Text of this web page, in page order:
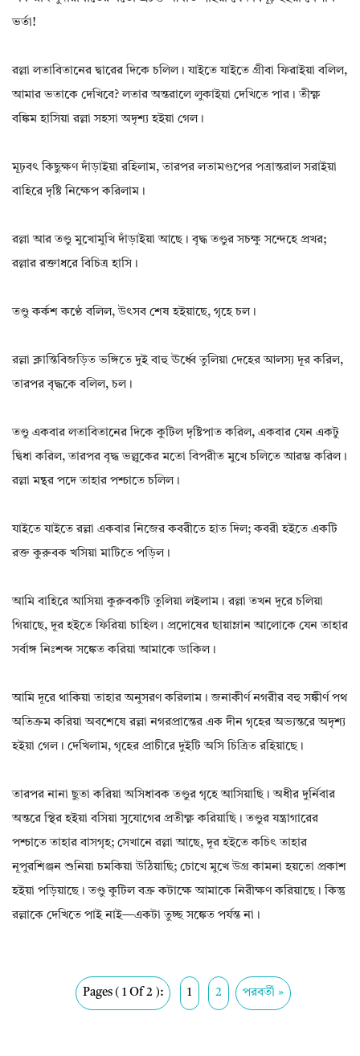
ভর্তা!
রল্লা লতাবিতানের দ্বারের দিকে চলিল। যাইতে যাইতে গ্রীবা ফিরাইয়া বলিল,
আমার ভতাকে দেখিবে? লতার অন্তরালে লুকাইয়া দেখিতে পার। তীক্ষ্ণ
বঙ্কিম হাসিয়া রল্লা সহসা অদৃশ্য হইয়া গেল।
মূঢ়বৎ কিছুক্ষণ দাঁড়াইয়া রহিলাম, তারপর লতামণ্ডপের পত্রান্তরাল সরাইয়া
বাহিরে দৃষ্টি নিক্ষেপ করিলাম।
রল্লা আর তণ্ডু মুখোমুখি দাঁড়াইয়া আছে। বৃদ্ধ তণ্ডুর সচক্ষু সন্দেহে প্রখর;
রল্লার রক্তাধরে বিচিত্র হাসি।
তণ্ডু কর্কশ কণ্ঠে বলিল, উৎসব শেষ হইয়াছে, গৃহে চল।
রল্লা ক্লান্তিবিজড়িত ভঙ্গিতে দুই বাহু ঊর্ধ্বে তুলিয়া দেহের আলস্য দূর করিল,
তারপর বৃদ্ধকে বলিল, চল।
তণ্ডু একবার লতাবিতানের দিকে কুটিল দৃষ্টিপাত করিল, একবার যেন একটু
দ্বিধা করিল, তারপর বৃদ্ধ ভল্লুকের মতো বিপরীত মুখে চলিতে আরম্ভ করিল।
রল্লা মন্থর পদে তাহার পশ্চাতে চলিল।
যাইতে যাইতে রল্লা একবার নিজের কবরীতে হাত দিল; কবরী হইতে একটি
রক্ত কুরুবক খসিয়া মাটিতে পড়িল।
আমি বাহিরে আসিয়া কুরুবকটি তুলিয়া লইলাম। রল্লা তখন দূরে চলিয়া
গিয়াছে, দূর হইতে ফিরিয়া চাহিল। প্রদোষের ছায়াম্লান আলোকে যেন তাহার
সর্বাঙ্গ নিঃশব্দ সঙ্কেত করিয়া আমাকে ডাকিল।
আমি দূরে থাকিয়া তাহার অনুসরণ করিলাম। জনাকীর্ণ নগরীর বহু সঙ্কীর্ণ পথ
অতিক্রম করিয়া অবশেষে রল্লা নগরপ্রান্তের এক দীন গৃহের অভ্যন্তরে অদৃশ্য
হইয়া গেল। দেখিলাম, গৃহের প্রাচীরে দুইটি অসি চিত্রিত রহিয়াছে।
তারপর নানা ছুতা করিয়া অসিধাবক তণ্ডুর গৃহে আসিয়াছি। অধীর দুর্নিবার
অন্তরে স্থির হইয়া বসিয়া সুযোগের প্রতীক্ষ্ণ করিয়াছি। তণ্ডুর যন্ত্রাগারের
পশ্চাতে তাহার বাসগৃহ; সেখানে রল্লা আছে, দূর হইতে কচিৎ তাহার
নূপুরশিঞ্জন শুনিয়া চমকিয়া উঠিয়াছি; চোখে মুখে উগ্র কামনা হয়তো প্রকাশ
হইয়া পড়িয়াছে। তণ্ডু কুটিল বক্র কটাক্ষে আমাকে নিরীক্ষণ করিয়াছে। কিন্তু
রল্লাকে দেখিতে পাই নাই—একটা তুচ্ছ সঙ্কেত পর্যন্ত না।
Pages ( 1 Of 2 ): 1 2 পরবর্তী »